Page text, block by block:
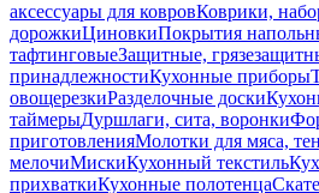
аксессуары для ковровКоврики,
дорожкиЦиновкиПокрытия
тафтинговыеЗащитные,
принадлежностиКухонные приборы
овощерезкиРазделочные доски
таймерыДуршлаги, сита, воронки
приготовленияМолотки для мяса,
мелочиМискиКухонный текстиль
прихваткиКухонные полотенца